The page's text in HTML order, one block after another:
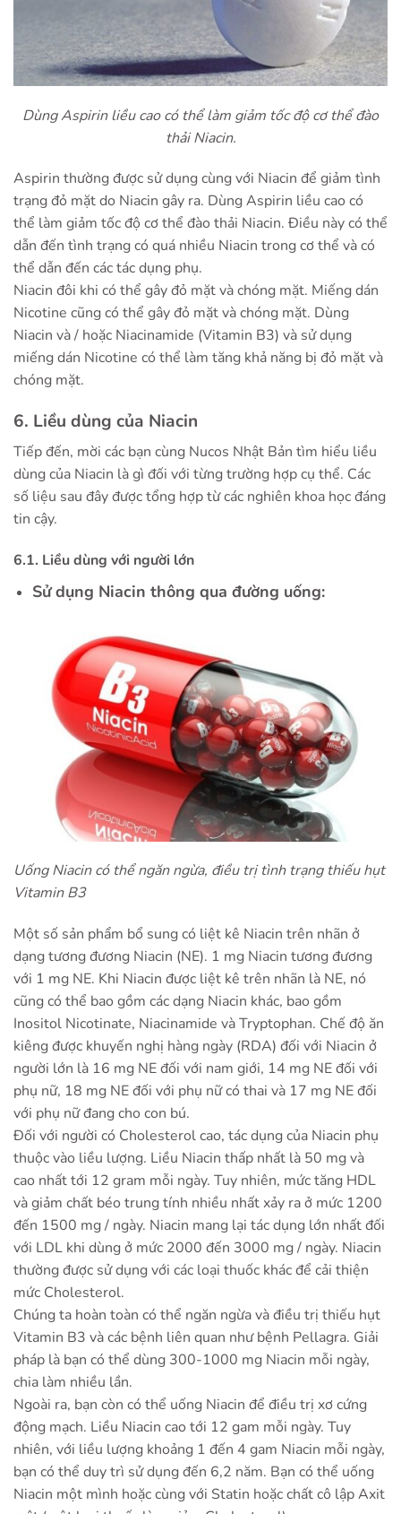
Dùng Aspirin liều cao có thể làm giảm tốc độ cơ thể đào
thải Niacin.
Aspirin thường được sử dụng cùng với Niacin để giảm tình
trạng đỏ mặt do Niacin gây ra. Dùng Aspirin liều cao có
thể làm giảm tốc độ cơ thể đào thải Niacin. Điều này có thể
dẫn đến tình trạng có quá nhiều Niacin trong cơ thể và có
thể dẫn đến các tác dụng phụ.
Niacin đôi khi có thể gây đỏ mặt và chóng mặt. Miếng dán
Nicotine cũng có thể gây đỏ mặt và chóng mặt. Dùng
Niacin và / hoặc Niacinamide (Vitamin B3) và sử dụng
miếng dán Nicotine có thể làm tăng khả năng bị đỏ mặt và
chóng mặt.
6. Liều dùng của Niacin
Tiếp đến, mời các bạn cùng Nucos Nhật Bản tìm hiểu liều
dùng của Niacin là gì đối với từng trường hợp cụ thể. Các
số liệu sau đây được tổng hợp từ các nghiên khoa học đáng
tin cậy.
6.1. Liều dùng với người lớn
Sử dụng Niacin thông qua đường uống:
Uống Niacin có thể ngăn ngừa, điều trị tình trạng thiếu hụt
Vitamin B3
Một số sản phẩm bổ sung có liệt kê Niacin trên nhãn ở
dạng tương đương Niacin (NE). 1 mg Niacin tương đương
với 1 mg NE. Khi Niacin được liệt kê trên nhãn là NE, nó
cũng có thể bao gồm các dạng Niacin khác, bao gồm
Inositol Nicotinate, Niacinamide và Tryptophan. Chế độ ăn
kiêng được khuyến nghị hàng ngày (RDA) đối với Niacin ở
người lớn là 16 mg NE đối với nam giới, 14 mg NE đối với
phụ nữ, 18 mg NE đối với phụ nữ có thai và 17 mg NE đối
với phụ nữ đang cho con bú.
Đối với người có Cholesterol cao, tác dụng của Niacin phụ
thuộc vào liều lượng. Liều Niacin thấp nhất là 50 mg và
cao nhất tới 12 gram mỗi ngày. Tuy nhiên, mức tăng HDL
và giảm chất béo trung tính nhiều nhất xảy ra ở mức 1200
đến 1500 mg / ngày. Niacin mang lại tác dụng lớn nhất đối
với LDL khi dùng ở mức 2000 đến 3000 mg / ngày. Niacin
thường được sử dụng với các loại thuốc khác để cải thiện
mức Cholesterol.
Chúng ta hoàn toàn có thể ngăn ngừa và điều trị thiếu hụt
Vitamin B3 và các bệnh liên quan như bệnh Pellagra. Giải
pháp là bạn có thể dùng 300-1000 mg Niacin mỗi ngày,
chia làm nhiều lần.
Ngoài ra, bạn còn có thể uống Niacin để điều trị xơ cứng
động mạch. Liều Niacin cao tới 12 gam mỗi ngày. Tuy
nhiên, với liều lượng khoảng 1 đến 4 gam Niacin mỗi ngày,
bạn có thể duy trì sử dụng đến 6,2 năm. Bạn có thể uống
Niacin một mình hoặc cùng với Statin hoặc chất cô lập Axit